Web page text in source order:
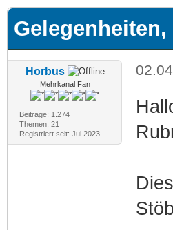
Horbus
Mehrkanal Fan
Beiträge: 1.274
Themen: 21
Registriert seit: Jul 2023